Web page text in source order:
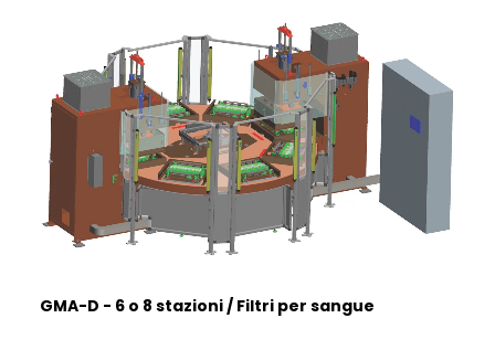
ITALIANO
GMA-D - 6 o 8 stazioni / Filtri per sangue